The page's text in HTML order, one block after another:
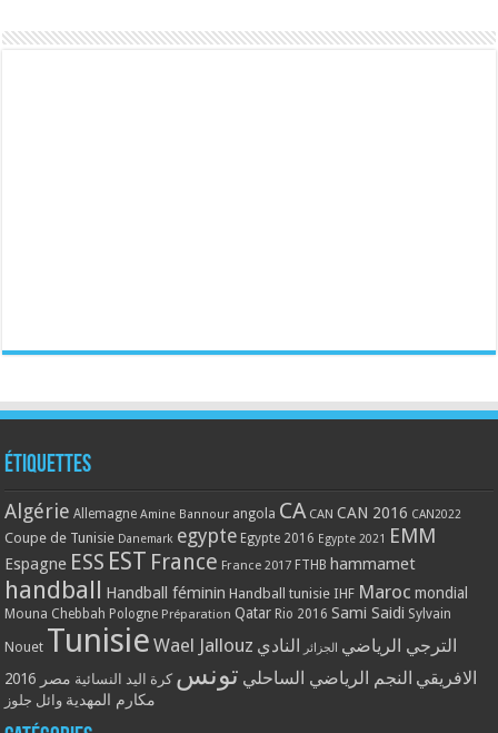
Étiquettes
Algérie Allemagne Amine Bannour angola CA CAN CAN 2016 CAN2022
Coupe de Tunisie Danemark egypte Egypte 2016 Egypte 2021 EMM
Espagne ESS EST France France 2017 FTHB hammamet
handball Handball féminin Handball tunisie IHF Maroc mondial
Mouna Chebbah Pologne Préparation Qatar Rio 2016 Sami Saidi Sylvain
Nouet Tunisie Wael Jallouz الترجي الرياضي الجزائر النادي
الافريقي النجم الرياضي الساحلي تونس كرة اليد النسائية مصر 2016
مكارم المهدية وائل جلوز